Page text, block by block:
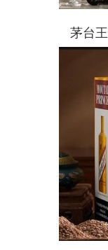
茅台